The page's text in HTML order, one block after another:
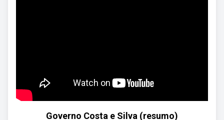
Governo Costa e Silva (resumo)